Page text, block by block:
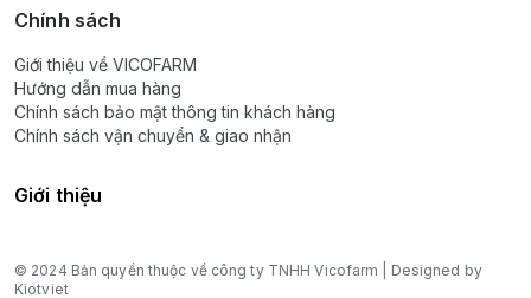
Chính sách
Giới thiệu về VICOFARM
Hướng dẫn mua hàng
Chính sách bảo mật thông tin khách hàng
Chính sách vận chuyển & giao nhận
Giới thiệu
© 2024 Bản quyền thuộc về công ty TNHH Vicofarm | Designed by
Kiotviet